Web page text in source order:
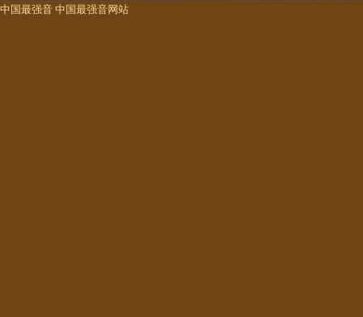
中国最强音 中国最强音网站